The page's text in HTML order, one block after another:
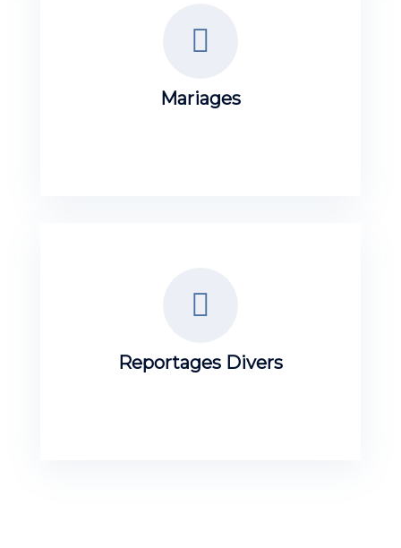
Mariages
Reportages Divers